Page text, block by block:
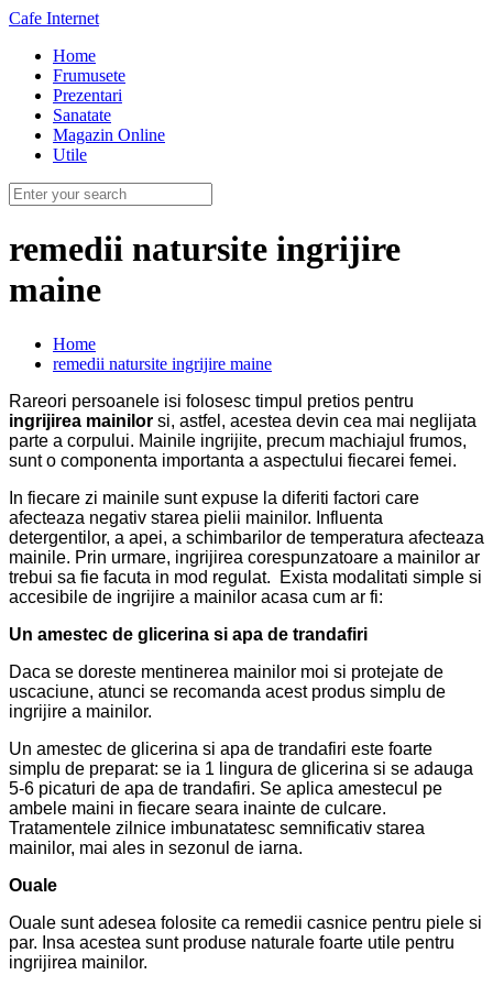
Cafe Internet
Home
Frumusete
Prezentari
Sanatate
Magazin Online
Utile
remedii natursite ingrijire
maine
Home
remedii natursite ingrijire maine
Rareori persoanele isi folosesc timpul pretios pentru
ingrijirea mainilor si, astfel, acestea devin cea mai neglijata
parte a corpului. Mainile ingrijite, precum machiajul frumos,
sunt o componenta importanta a aspectului fiecarei femei.
In fiecare zi mainile sunt expuse la diferiti factori care
afecteaza negativ starea pielii mainilor. Influenta
detergentilor, a apei, a schimbarilor de temperatura afecteaza
mainile. Prin urmare, ingrijirea corespunzatoare a mainilor ar
trebui sa fie facuta in mod regulat.
Exista modalitati simple si
accesibile de ingrijire a mainilor acasa cum ar fi:
Un amestec de glicerina si apa de trandafiri
Daca se doreste mentinerea mainilor moi si protejate de
uscaciune, atunci se recomanda acest produs simplu de
ingrijire a mainilor.
Un amestec de glicerina si apa de trandafiri este foarte
simplu de preparat: se ia 1 lingura de glicerina si se adauga
5-6 picaturi de apa de trandafiri. Se aplica amestecul pe
ambele maini in fiecare seara inainte de culcare.
Tratamentele zilnice imbunatatesc semnificativ starea
mainilor, mai ales in sezonul de iarna.
Ouale
Ouale sunt adesea folosite ca remedii casnice pentru piele si
par. Insa acestea sunt produse naturale foarte utile pentru
ingrijirea mainilor.